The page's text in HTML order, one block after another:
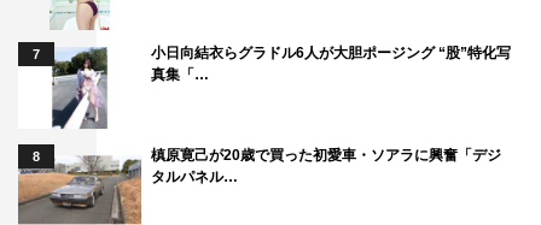
7
小日向結衣らグラドル6人が大胆ポージング “股”特化写
真集「…
8
槙原寛己が20歳で買った初愛車・ソアラに興奮「デジ
タルパネル…